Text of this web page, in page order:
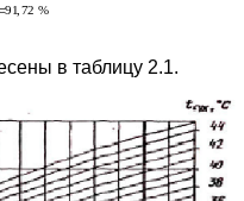
в таблицу 2.1.